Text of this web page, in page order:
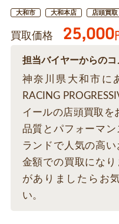
大和市 大和本店 店頭買取
買取価格 25,000
担当バイヤーからのコ
神奈川県大和市に
RACING
イールの店頭買取を
品質とパフォーマ
ランドで人気の高
金額での買取にな
がありましたらお
い。